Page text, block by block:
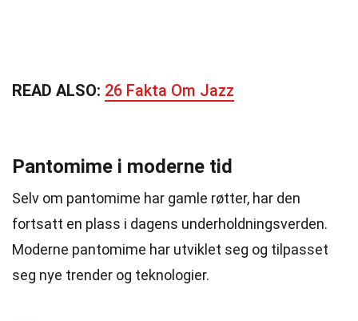
READ ALSO: 26 Fakta Om Jazz
Pantomime i moderne tid
Selv om pantomime har gamle røtter, har den
fortsatt en plass i dagens underholdningsverden.
Moderne pantomime har utviklet seg og tilpasset
seg nye trender og teknologier.